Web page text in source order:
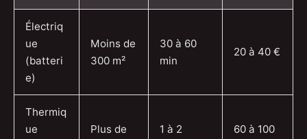
Électriq
ue
(batteri
e)
Moins de
300 m²
30 à 60
min
20 à 40 €
Thermiq
ue
Plus de
1 à 2
60 à 100